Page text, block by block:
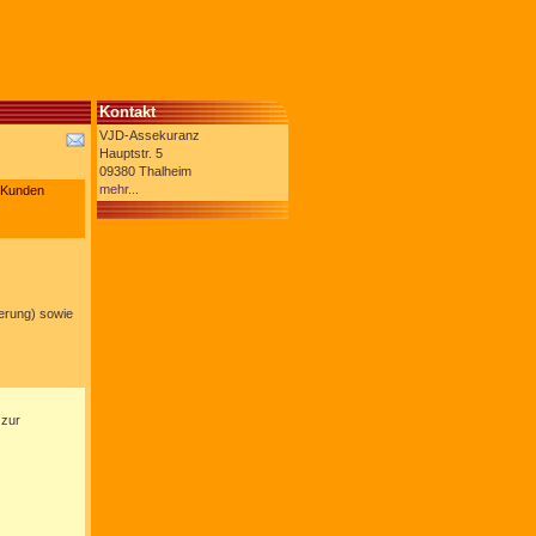
sowie
Kontakt
VJD-Assekuranz
Hauptstr. 5
09380 Thalheim
mehr...